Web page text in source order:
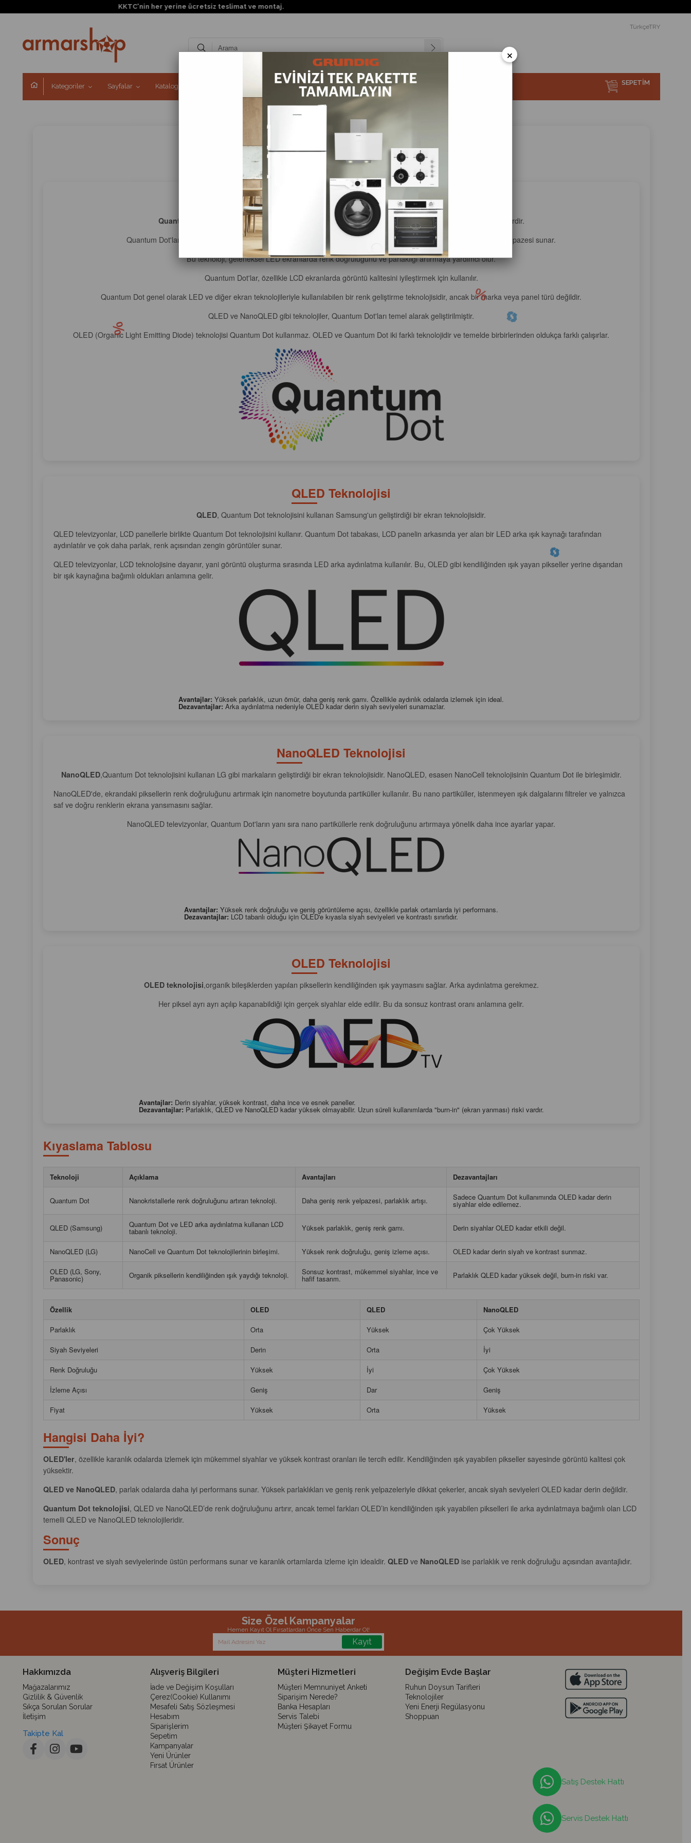
TürkçeTRY
SEPETIM
Kategoriler Sayfalar Kataloglar Teknolojiler Müşteri Hizmetleri
Panel Teknolojileri
Quantum Dot Teknolojisi
Quantum Dot
, ekranlarda daha parlak ve canlı renkler üretmek için kullanılan küçük yarı iletken nanokristallerdir.
Quantum Dot'lar, elektrik veya ışıkla uyarıldığında belirli dalga boylarında ışık yayarlar, bu da çok daha geniş bir renk yelpazesi sunar.
Bu teknoloji, geleneksel LED ekranlarda renk doğruluğunu ve parlaklığı artırmaya yardımcı olur.
Quantum Dot'lar, özellikle LCD ekranlarda görüntü kalitesini iyileştirmek için kullanılır.
Quantum Dot genel olarak LED ve diğer ekran teknolojileriyle kullanılabilen bir renk geliştirme teknolojisidir, ancak bir marka veya panel türü değildir.
QLED ve NanoQLED gibi teknolojiler, Quantum Dot'ları temel alarak geliştirilmiştir.
OLED (Organic Light Emitting Diode) teknolojisi Quantum Dot kullanmaz. OLED ve Quantum Dot iki farklı teknolojidir ve temelde birbirlerinden oldukça farklı çalışırlar.
QLED Teknolojisi
QLED, Quantum Dot teknolojisini kullanan Samsung'un geliştirdiği bir ekran teknolojisidir.
QLED televizyonlar, LCD panellerle birlikte Quantum Dot teknolojisini kullanır. Quantum Dot tabakası, LCD panelin arkasında yer alan bir LED arka ışık kaynağı tarafından
aydınlatılır ve çok daha parlak, renk açısından zengin görüntüler sunar.
QLED televizyonlar, LCD teknolojisine dayanır, yani görüntü oluşturma sırasında LED arka aydınlatma kullanılır. Bu, OLED gibi kendiliğinden ışık yayan pikseller yerine dışarıdan
bir ışık kaynağına bağımlı oldukları anlamına gelir.
Avantajlar: Yüksek parlaklık, uzun ömür, daha geniş renk gamı. Özellikle aydınlık odalarda izlemek için ideal.
Dezavantajlar: Arka aydınlatma nedeniyle OLED kadar derin siyah seviyeleri sunamazlar.
NanoQLED Teknolojisi
NanoQLED,Quantum Dot teknolojisini kullanan LG gibi markaların geliştirdiği bir ekran teknolojisidir. NanoQLED, esasen NanoCell teknolojisinin Quantum Dot ile birleşimidir.
NanoQLED'de, ekrandaki piksellerin renk doğruluğunu artırmak için nanometre boyutunda partiküller kullanılır. Bu nano partiküller, istenmeyen ışık dalgalarını filtreler ve yalnızca
saf ve doğru renklerin ekrana yansımasını sağlar.
NanoQLED televizyonlar, Quantum Dot'ların yanı sıra nano partiküllerle renk doğruluğunu artırmaya yönelik daha ince ayarlar yapar.
Avantajlar: Yüksek renk doğruluğu ve geniş görüntüleme açısı, özellikle parlak ortamlarda iyi performans.
Dezavantajlar: LCD tabanlı olduğu için OLED'e kıyasla siyah seviyeleri ve kontrastı sınırlıdır.
OLED Teknolojisi
OLED teknolojisi,organik bileşiklerden yapılan piksellerin kendiliğinden ışık yaymasını sağlar. Arka aydınlatma gerekmez.
Her piksel ayrı ayrı açılıp kapanabildiği için gerçek siyahlar elde edilir. Bu da sonsuz kontrast oranı anlamına gelir.
Avantajlar: Derin siyahlar, yüksek kontrast, daha ince ve esnek paneller.
Dezavantajlar: Parlaklık, QLED ve NanoQLED kadar yüksek olmayabilir. Uzun süreli kullanımlarda "burn-in" (ekran yanması) riski vardır.
Kıyaslama Tablosu
Teknoloji Açıklama Avantajları Dezavantajları
Quantum Dot Nanokristallerle renk doğruluğunu artıran teknoloji. Daha geniş renk yelpazesi, parlaklık artışı. Sadece Quantum Dot kullanımında OLED kadar derin
siyahlar elde edilemez.
QLED (Samsung) Quantum Dot ve LED arka aydınlatma kullanan LCD
tabanlı teknoloji. Yüksek parlaklık, geniş renk gamı. Derin siyahlar OLED kadar etkili değil.
NanoQLED (LG) NanoCell ve Quantum Dot teknolojilerinin birleşimi. Yüksek renk doğruluğu, geniş izleme açısı. OLED kadar derin siyah ve kontrast sunmaz.
OLED (LG, Sony,
Panasonic) Organik piksellerin kendiliğinden ışık yaydığı teknoloji. Sonsuz kontrast, mükemmel siyahlar, ince ve
hafif tasarım. Parlaklık QLED kadar yüksek değil, burn-in riski var.
Özellik OLED QLED NanoQLED
Parlaklık Orta Yüksek Çok Yüksek
Siyah Seviyeleri Derin Orta İyi
Renk Doğruluğu Yüksek İyi Çok Yüksek
İzleme Açısı Geniş Dar Geniş
Fiyat Yüksek Orta Yüksek
Hangisi Daha İyi?
OLED'ler, özellikle karanlık odalarda izlemek için mükemmel siyahlar ve yüksek kontrast oranları ile tercih edilir. Kendiliğinden ışık yayabilen pikseller sayesinde görüntü kalitesi çok
yüksektir.
QLED ve NanoQLED, parlak odalarda daha iyi performans sunar. Yüksek parlaklıkları ve geniş renk yelpazeleriyle dikkat çekerler, ancak siyah seviyeleri OLED kadar derin değildir.
Quantum Dot teknolojisi, QLED ve NanoQLED’de renk doğruluğunu artırır, ancak temel farkları OLED’in kendiliğinden ışık yayabilen pikselleri ile arka aydınlatmaya bağımlı olan LCD
temelli QLED ve NanoQLED teknolojileridir.
Sonuç
OLED, kontrast ve siyah seviyelerinde üstün performans sunar ve karanlık ortamlarda izleme için idealdir. QLEDve NanoQLEDise parlaklık ve renk doğruluğu açısından avantajlıdır.
Size Özel Kampanyalar
Hemen Kayıt Ol Fırsatlardan Önce Sen Haberdar Ol!
Kayıt
Hakkımızda
Mağazalarımız
Gizlilik & Güvenlik
Sıkça Sorulan Sorular
İletişim
Takipte Kal
Alışveriş Bilgileri
İade ve Değişim Koşulları
Çerez(Cookie) Kullanımı
Mesafeli Satış Sözleşmesi
Hesabım
Siparişlerim
Sepetim
Kampanyalar
Yeni Ürünler
Fırsat Ürünler
Müşteri Hizmetleri
Müşteri Memnuniyet Anketi
Siparişim Nerede?
Banka Hesapları
Servis Talebi
Müşteri Şikayet Formu
Değişim Evde Başlar
Ruhun Doysun Tarifleri
Teknolojiler
Yeni Enerji Regülasyonu
Shoppuan
Satış Destek Hattı
Servis Destek Hattı
×